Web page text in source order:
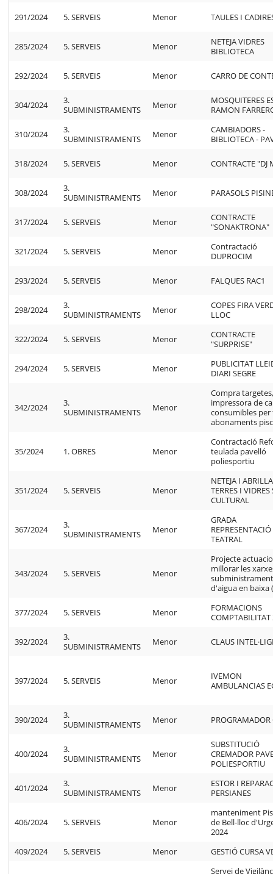
291/2024 5. SERVEIS Menor TAULES I
285/2024 5. SERVEIS Menor
NETEJA VIDRES
BIBLIOTECA
292/2024 5. SERVEIS Menor CARRO DE
304/2024
3.
SUBMINISTRAMENTS
Menor
MOSQUITERES
RAMON
310/2024
3.
SUBMINISTRAMENTS
Menor
CAMBIADORS -
BIBLIOTECA -
318/2024 5. SERVEIS Menor CONTRACTE "DJ
308/2024
3.
SUBMINISTRAMENTS
Menor PARASOLS
317/2024 5. SERVEIS Menor
CONTRACTE
"SONAKTRONA"
321/2024 5. SERVEIS Menor
Contractació
DUPROCIM
293/2024 5. SERVEIS Menor FALQUES RAC1
298/2024
3.
SUBMINISTRAMENTS
Menor
COPES FIRA
LLOC
322/2024 5. SERVEIS Menor
CONTRACTE
"SURPRISE"
294/2024 5. SERVEIS Menor
PUBLICITAT
DIARI SEGRE
342/2024
3.
SUBMINISTRAMENTS
Menor
Compra
impressora de
consumibles per
abonaments
35/2024 1. OBRES Menor
Contractació
teulada pavelló
poliesportiu
351/2024 5. SERVEIS Menor
NETEJA I
TERRES I VIDRES
CULTURAL
367/2024
3.
SUBMINISTRAMENTS
Menor
GRADA
REPRESENTACIÓ
TEATRAL
343/2024 5. SERVEIS Menor
Projecte
millorar les
d'aigua en baixa
377/2024 5. SERVEIS Menor
FORMACIONS
COMPTABILITAT
392/2024
3.
SUBMINISTRAMENTS
Menor CLAUS
397/2024 5. SERVEIS Menor
IVEMON
AMBULANCIAS
390/2024
3.
SUBMINISTRAMENTS
Menor PROGRAMADOR
400/2024
3.
SUBMINISTRAMENTS
Menor
SUBSTITUCIÓ
CREMADOR
POLIESPORTIU
401/2024
3.
SUBMINISTRAMENTS
Menor
ESTOR I
PERSIANES
406/2024 5. SERVEIS Menor
manteniment
de Bell-lloc
2024
409/2024
5. SERVEIS Menor
GESTIÓ CURSA
Servei de